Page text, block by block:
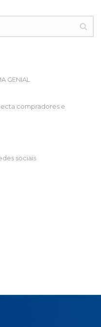
GENIAL
compradores e
sociais